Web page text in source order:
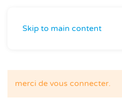
Skip to main content
merci de vous connecter.